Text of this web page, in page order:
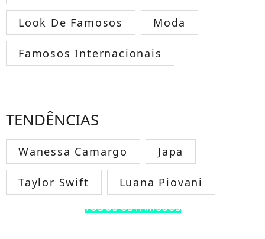
Look De Famosos Moda
Famosos Internacionais
TENDÊNCIAS
Wanessa Camargo Japa
Taylor Swift Luana Piovani
TODOS OS FAMOSOS